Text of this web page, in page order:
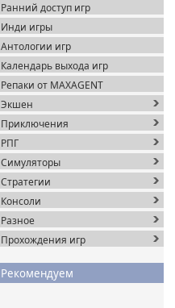
Ранний доступ игр
Инди игры
Антологии игр
Календарь выхода игр
Репаки от MAXAGENT
Экшен
Приключения
РПГ
Симуляторы
Стратегии
Консоли
Разное
Прохождения игр
Рекомендуем